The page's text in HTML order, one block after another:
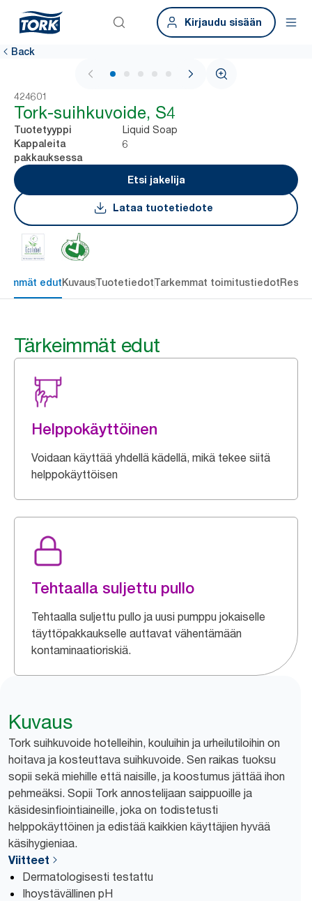
Kirjaudu sisään
Back
1 / 5
424601
Tork-suihkuvoide, S4
Tuotetyyppi Liquid Soap
Kappaleita
pakkauksessa
6
Etsi jakelija
Lataa tuotetiedote
edutKuvausTuotetiedotTarkemmat toimitustiedot
Tärkeimmät edut
Helppokäyttöinen
Voidaan käyttää yhdellä kädellä, mikä tekee siitä
helppokäyttöisen
Tehtaalla suljettu pullo
Tehtaalla suljettu pullo ja uusi pumppu jokaiselle
täyttöpakkaukselle auttavat vähentämään
kontaminaatioriskiä.
Kuvaus
Tork suihkuvoide hotelleihin, kouluihin ja urheilutiloihin on
hoitava ja kosteuttava suihkuvoide. Sen raikas tuoksu
sopii sekä miehille että naisille, ja koostumus jättää ihon
pehmeäksi. Sopii Tork annostelijaan saippuoille ja
käsidesinfiointiaineille, joka on todistetusti
helppokäyttöinen ja edistää kaikkien käyttäjien hyvää
käsihygieniaa.
Viitteet
Dermatologisesti testattu
Ihoystävällinen pH